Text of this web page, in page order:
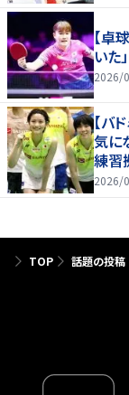
【卓
いた
2026/
【バ
気に
練習
たり
2026/
TOP 話題の投稿